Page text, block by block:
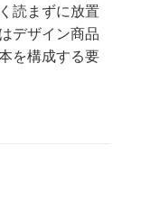
読まずに放置
デザイン商品
を構成する要